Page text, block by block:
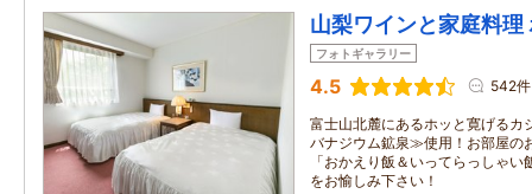
山梨ワインと家庭料理
フォトギャラリー
4.5 542件
富士山北麓にあるホッと寛げる
バナジウム鉱泉≫使用！お部屋の
「おかえり飯＆いってらっしゃ
をお愉しみ下さい！